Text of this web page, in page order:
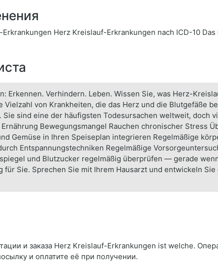
Herz Kreislauf-Erkrankungen nach ICD-10
Erkennen. Verhindern. Leben. Wissen Sie, was Herz-
Vielzahl von Krankheiten, die das Herz und die
Sie sind eine der häufigsten Todesursachen weltweit, doch
Bewegungsmangel Rauchen chronischer Stress
Gemüse in Ihren Speiseplan integrieren Regelmäßige
Entspannungstechniken Regelmäßige
und Blutzucker regelmäßig überprüfen — gerade
Sie. Sprechen Sie mit Ihrem Hausarzt und entwickeln
и заказа Herz Kreislauf-Erkrankungen ist welche.
и оплатите её при получении.